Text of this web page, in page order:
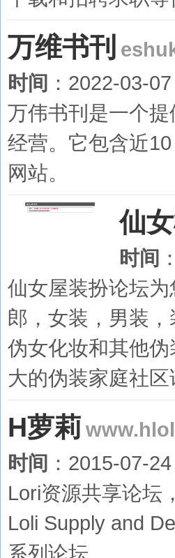
万维书刊
时间 ：2022-03-07
万伟书刊是一个
经营。它包含近
网站。
仙
时间
仙女屋装扮论坛
郎，女装，男装
伪女化妆和其他
大的伪装家庭社区
H萝莉
时间 ：2015-07-24
Lori资源共享论坛
Loli Supply and
系列论坛。